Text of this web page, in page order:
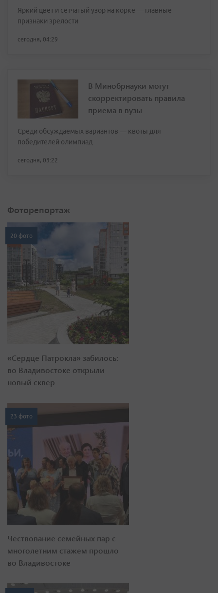
Яркий цвет и сетчатый узор на корке — главные
признаки зрелости
сегодня, 04:29
В Минобрнауки могут
скорректировать правила
приема в вузы
Среди обсуждаемых вариантов — квоты для
победителей олимпиад
сегодня, 03:22
Фоторепортаж
20 фото
«Сердце Патрокла» забилось:
во Владивостоке открыли
новый сквер
23 фото
Чествование семейных пар с
многолетним стажем прошло
во Владивостоке